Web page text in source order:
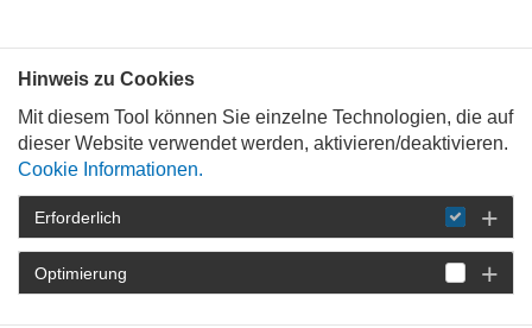
STARTSEITE DETAIL
Hinweis zu Cookies
Mit diesem Tool können Sie einzelne Technologien, die auf
dieser Website verwendet werden, aktivieren/deaktivieren.
Cookie Informationen.
Erforderlich
Optimierung